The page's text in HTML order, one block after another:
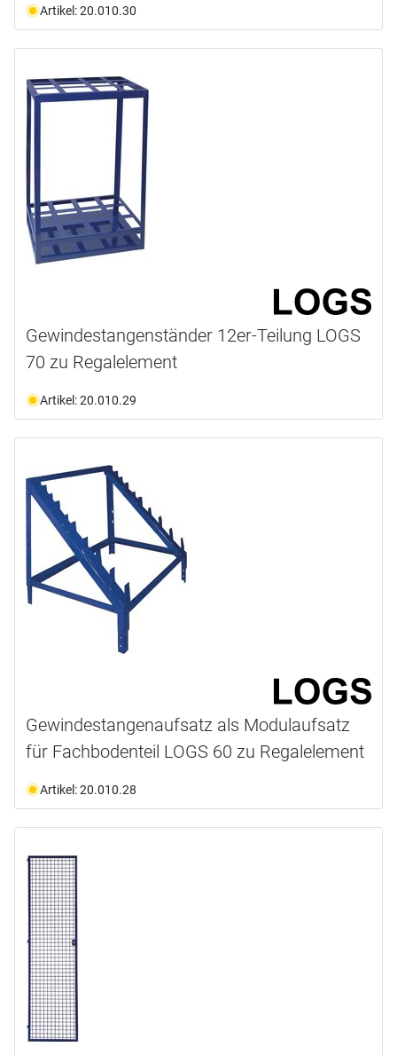
Artikel: 20.010.30
Gewindestangenständer 12er-Teilung LOGS
70 zu Regalelement
Artikel: 20.010.29
Gewindestangenaufsatz als Modulaufsatz
für Fachbodenteil LOGS 60 zu Regalelement
Artikel: 20.010.28